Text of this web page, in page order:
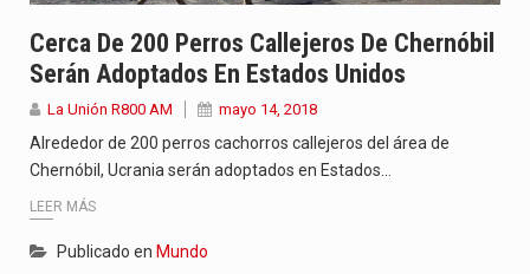
Cerca De 200 Perros Callejeros De Chernóbil
Serán Adoptados En Estados Unidos
La Unión R800 AM mayo 14, 2018
Alrededor de 200 perros cachorros callejeros del área de
Chernóbil, Ucrania serán adoptados en Estados…
LEER MÁS
Publicado en Mundo